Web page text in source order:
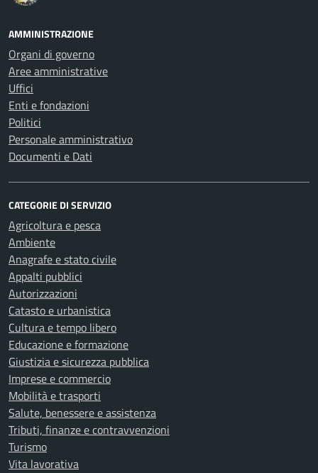
AMMINISTRAZIONE
Organi di governo
Aree amministrative
Uffici
Enti e fondazioni
Politici
Personale amministrativo
Documenti e Dati
CATEGORIE DI SERVIZIO
Agricoltura e pesca
Ambiente
Anagrafe e stato civile
Appalti pubblici
Autorizzazioni
Catasto e urbanistica
Cultura e tempo libero
Educazione e formazione
Giustizia e sicurezza pubblica
Imprese e commercio
Mobilità e trasporti
Salute, benessere e assistenza
Tributi, finanze e contravvenzioni
Turismo
Vita lavorativa